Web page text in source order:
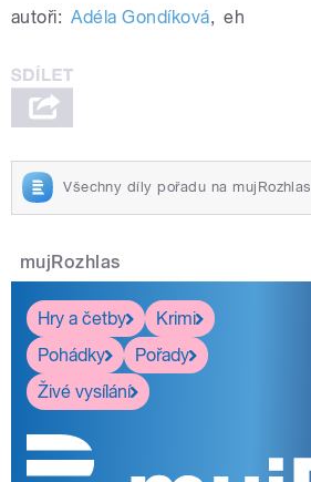
autoři: Adéla Gondíková, eh
Všechny díly pořadu na mujRozhlas
mujRozhlas
Hry a četby
Krimi
Pohádky
Pořady
Živé vysílání